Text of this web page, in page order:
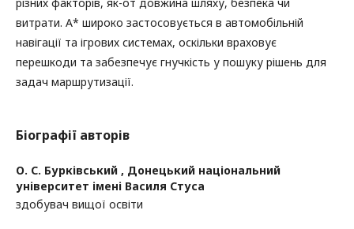
витрати. A* широко застосовується в автомобільній
навігації та ігрових системах, оскільки враховує
перешкоди та забезпечує гнучкість у пошуку рішень для
задач маршрутизації.
Біографії авторів
О. С. Бурківський , Донецький національний
університет імені Василя Стуса
здобувач вищої освіти